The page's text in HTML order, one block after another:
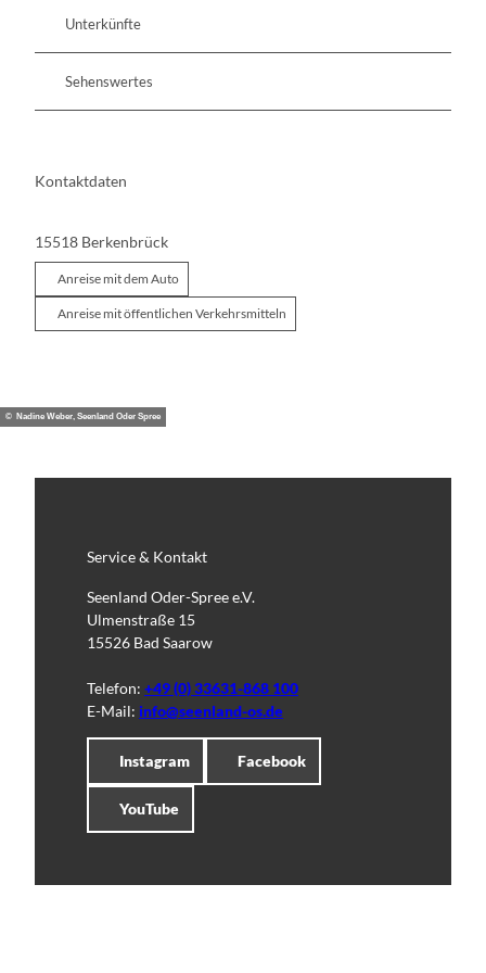
Unterkünfte
Sehenswertes
Kontaktdaten
15518 Berkenbrück
Anreise mit dem Auto
Anreise mit öffentlichen Verkehrsmitteln
© Nadine Weber, Seenland Oder Spree
Service & Kontakt
Seenland Oder-Spree e.V.
Ulmenstraße 15
15526 Bad Saarow
Telefon: +49 (0) 33631-868 100
E-Mail: info@seenland-os.de
Instagram Facebook
YouTube